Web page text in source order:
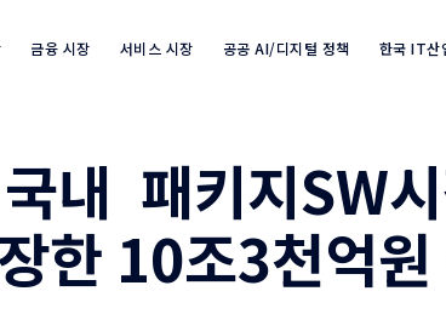
금융 시장 서비스 시장 공공 AI/디지털 정책 한국 IT산
Industry Market
내 패키지SW
한 10조3천억원